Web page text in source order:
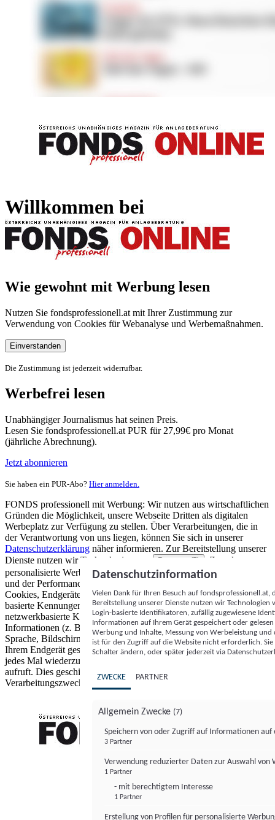
Willkommen bei
Wie gewohnt mit Werbung lesen
Nutzen Sie fondsprofessionell.at mit Ihrer Zustimmung zur
Verwendung von Cookies für Webanalyse und Werbemaßnahmen.
Einverstanden
Die Zustimmung ist jederzeit widerrufbar.
Werbefrei lesen
Unabhängiger Journalismus hat seinen Preis.
Lesen Sie fondsprofessionell.at PUR für 27,99€ pro Monat
(jährliche Abrechnung).
Jetzt abonnieren
Sie haben ein PUR-Abo? Hier anmelden.
FONDS professionell mit Werbung: Wir nutzen aus wirtschaftlichen
Gründen die Möglichkeit, unsere Webseite Dritten als digitalen
Werbeplatz zur Verfügung zu stellen. Über Verarbeitungen, die in
der Verantwortung von uns liegen, können Sie sich in unserer
Datenschutzerklärung näher informieren. Zur Bereitstellung unserer
Dienste nutzen wir Technologien von
Partnern (5)
. Zwecke:
personalisierte Werbung und Inhalte, Messung von Werbeleistung
und der Performance von Inhalten sowie Zielgruppenforschung.
Cookies, Endgeräte- oder ähnliche Online-Kennungen (z. B. login-
basierte Kennungen, zufällig generierte Kennungen,
netzwerkbasierte Kennungen) können zusammen mit anderen
Informationen (z. B. Browsertyp und Browserinformationen,
Sprache, Bildschirmgröße, unterstützte Technologien usw.) auf
Ihrem Endgerät gespeichert oder von dort ausgelesen werden, um es
jedes Mal wiederzuerkennen, wenn es eine App oder einer Webseite
aufruft. Dies geschieht für einen oder mehrere der hier aufgeführten
Verarbeitungszwecke.
Datenschutzinformation
Vielen Dank für Ihren Besuch auf
Bereitstellung unserer Dienste nutzen wir Technologien
Login-basierte Identifikatoren, zufällig zugewiesene
Informationen auf Ihrem Gerät gespeichert oder
Werbung und Inhalte, Messung von Werbeleistung
ist für den Zugriff auf die Website nicht erforderlich.
Schalter ändern, oder später jederzeit via
ZWECKE PARTNER
Allgemein Zwecke (7)
Speichern von oder Zugriff auf Informationen auf
3 Partner
Verwendung reduzierter Daten zur Auswahl von
1 Partner
- mit berechtigtem Interesse
1 Partner
Erstellung von Profilen für personalisierte
FONDS professionell